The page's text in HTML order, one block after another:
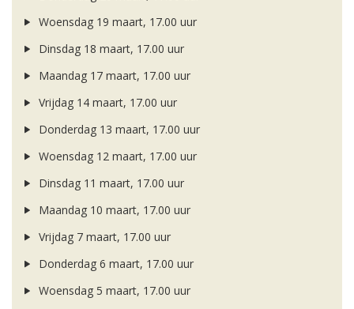
Woensdag 19 maart, 17.00 uur
Dinsdag 18 maart, 17.00 uur
Maandag 17 maart, 17.00 uur
Vrijdag 14 maart, 17.00 uur
Donderdag 13 maart, 17.00 uur
Woensdag 12 maart, 17.00 uur
Dinsdag 11 maart, 17.00 uur
Maandag 10 maart, 17.00 uur
Vrijdag 7 maart, 17.00 uur
Donderdag 6 maart, 17.00 uur
Woensdag 5 maart, 17.00 uur